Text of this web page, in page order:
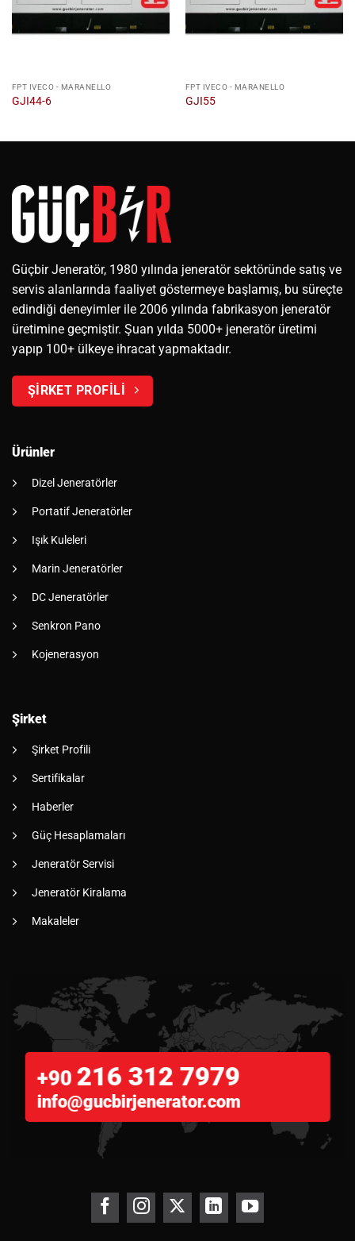
FPT IVECO - MARANELLO
GJI44-6
FPT IVECO - MARANELLO
GJI55
Güçbir Jeneratör, 1980 yılında jeneratör sektöründe satış ve
servis alanlarında faaliyet göstermeye başlamış, bu süreçte
edindiği deneyimler ile 2006 yılında fabrikasyon jeneratör
üretimine geçmiştir. Şuan yılda 5000+ jeneratör üretimi
yapıp 100+ ülkeye ihracat yapmaktadır.
ŞİRKET PROFİLİ
Ürünler
Dizel Jeneratörler
Portatif Jeneratörler
Işık Kuleleri
Marin Jeneratörler
DC Jeneratörler
Senkron Pano
Kojenerasyon
Şirket
Şirket Profili
Sertifikalar
Haberler
Güç Hesaplamaları
Jeneratör Servisi
Jeneratör Kiralama
Makaleler
+90 216 312 7979
info@gucbirjenerator.com